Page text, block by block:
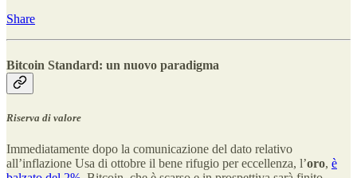
Share
Bitcoin Standard: un nuovo paradigma
Riserva di valore
Immediatamente dopo la comunicazione del dato relativo
all’inflazione Usa di ottobre il bene rifugio per eccellenza, l’oro, è